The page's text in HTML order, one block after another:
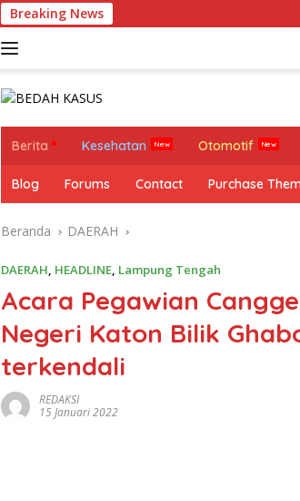
Breaking News
Berita Kesehatan Otomotif
Blog Forums Contact Purchase
Beranda DAERAH
DAERAH, HEADLINE, Lampung Tengah
Acara Pegawian
Negeri Katon Bilik
terkendali
REDAKSI
15 Januari 2022